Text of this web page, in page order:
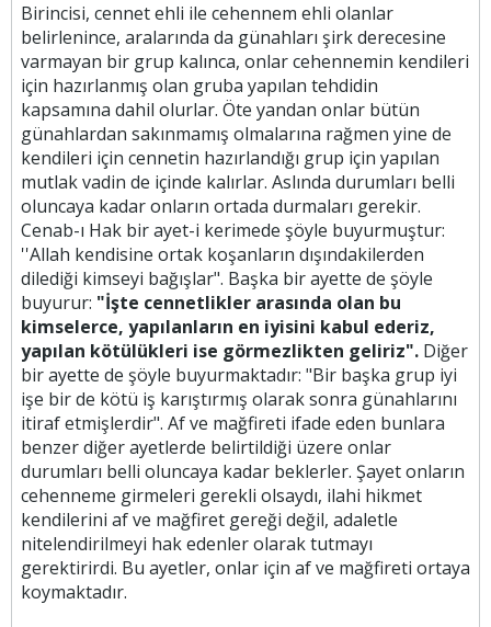
Birincisi, cennet ehli ile cehennem ehli olanlar
belirlenince, aralarında da günahları şirk derecesine
varmayan bir grup kalınca, onlar cehennemin kendileri
için hazırlanmış olan gruba yapılan tehdidin
kapsamına dahil olurlar. Öte yandan onlar bütün
günahlardan sakınmamış olmalarına rağmen yine de
kendileri için cennetin hazırlandığı grup için yapılan
mutlak vadin de içinde kalırlar. Aslında durumları belli
oluncaya kadar onların ortada durmaları gerekir.
Cenab-ı Hak bir ayet-i kerimede şöyle buyurmuştur:
''Allah kendisine ortak koşanların dışındakilerden
dilediği kimseyi bağışlar". Başka bir ayette de şöyle
buyurur: "İşte cennetlikler arasında olan bu
kimselerce, yapılanların en iyisini kabul ederiz,
yapılan kötülükleri ise görmezlikten geliriz". Diğer
bir ayette de şöyle buyurmaktadır: "Bir başka grup iyi
işe bir de kötü iş karıştırmış olarak sonra günahlarını
itiraf etmişlerdir". Af ve mağfireti ifade eden bunlara
benzer diğer ayetlerde belirtildiği üzere onlar
durumları belli oluncaya kadar beklerler. Şayet onların
cehenneme girmeleri gerekli olsaydı, ilahi hikmet
kendilerini af ve mağfiret gereği değil, adaletle
nitelendirilmeyi hak edenler olarak tutmayı
gerektirirdi. Bu ayetler, onlar için af ve mağfireti ortaya
koymaktadır.